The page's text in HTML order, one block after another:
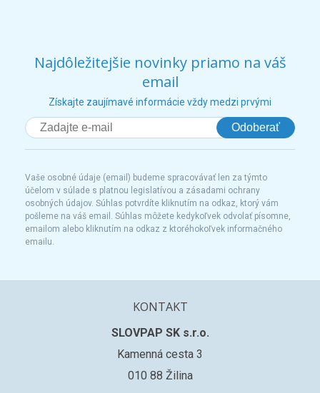
Najdôležitejšie novinky priamo na váš
email
Získajte zaujímavé informácie vždy medzi prvými
Odoberať
Vaše osobné údaje (email) budeme spracovávať len za týmto
účelom v súlade s platnou legislatívou a zásadami ochrany
osobných údajov. Súhlas potvrdíte kliknutím na odkaz, ktorý vám
pošleme na váš email. Súhlas môžete kedykoľvek odvolať písomne,
emailom alebo kliknutím na odkaz z ktoréhokoľvek informačného
emailu.
KONTAKT
SLOVPAP SK s.r.o.
Kamenná cesta 3
010 88 Žilina